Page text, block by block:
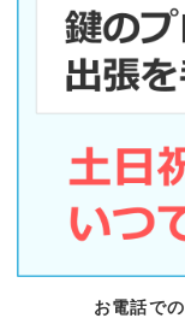
お電話での